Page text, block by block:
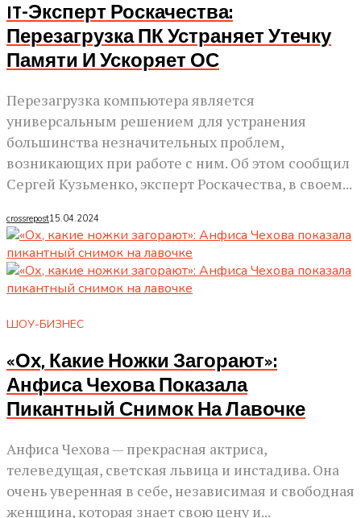
IT-Эксперт Роскачества:
Перезагрузка ПК Устраняет Утечку
Памяти И Ускоряет ОС
Перезагрузка компьютера является
универсальным решением для устранения
большинства незначительных проблем,
возникающих при работе с ним. Об этом сообщил
Сергей Кузьменко, эксперт Роскачества, в своем...
crossrepost15.04.2024
ШОУ-БИЗНЕС
«Ох, Какие Ножки Загорают»:
Анфиса Чехова Показала
Пикантный Снимок На Лавочке
Анфиса Чехова — прекрасная актриса,
телеведущая, светская львица и инстадива. Она
очень уверенная в себе, независимая и свободная
женщина, которая знает свою цену и...